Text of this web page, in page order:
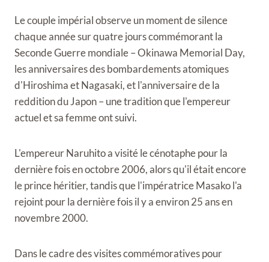
Le couple impérial observe un moment de silence
chaque année sur quatre jours commémorant la
Seconde Guerre mondiale – Okinawa Memorial Day,
les anniversaires des bombardements atomiques
d'Hiroshima et Nagasaki, et l'anniversaire de la
reddition du Japon – une tradition que l'empereur
actuel et sa femme ont suivi.
L'empereur Naruhito a visité le cénotaphe pour la
dernière fois en octobre 2006, alors qu'il était encore
le prince héritier, tandis que l'impératrice Masako l'a
rejoint pour la dernière fois il y a environ 25 ans en
novembre 2000.
Dans le cadre des visites commémoratives pour